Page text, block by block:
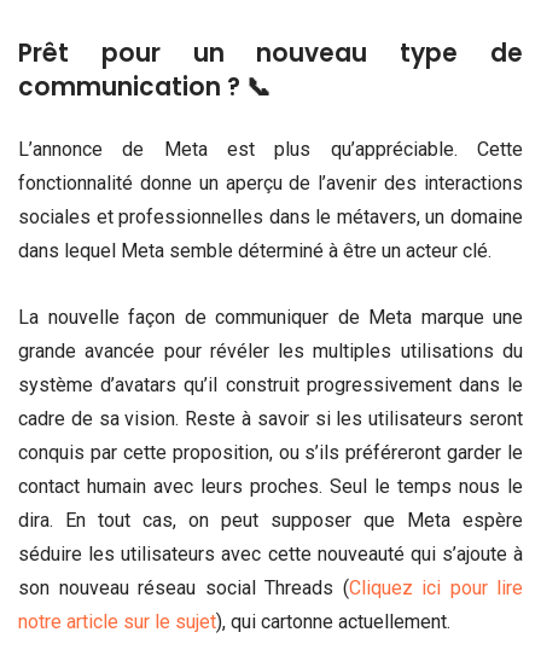
Prêt pour un nouveau type de
communication ? 📞
L’annonce de Meta est plus qu’appréciable. Cette
fonctionnalité donne un aperçu de l’avenir des interactions
sociales et professionnelles dans le métavers, un domaine
dans lequel Meta semble déterminé à être un acteur clé.
La nouvelle façon de communiquer de Meta marque une
grande avancée pour révéler les multiples utilisations du
système d’avatars qu’il construit progressivement dans le
cadre de sa vision. Reste à savoir si les utilisateurs seront
conquis par cette proposition, ou s’ils préféreront garder le
contact humain avec leurs proches. Seul le temps nous le
dira. En tout cas, on peut supposer que Meta espère
séduire les utilisateurs avec cette nouveauté qui s’ajoute à
son nouveau réseau social Threads (Cliquez ici pour lire
notre article sur le sujet), qui cartonne actuellement.